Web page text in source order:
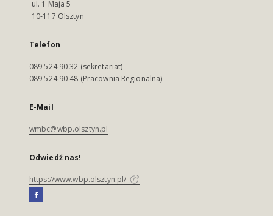
ul. 1 Maja 5
10-117 Olsztyn
Telefon
089 524 90 32 (sekretariat)
089 524 90 48 (Pracownia Regionalna)
E-Mail
wmbc@wbp.olsztyn.pl
Odwiedź nas!
https://www.wbp.olsztyn.pl/